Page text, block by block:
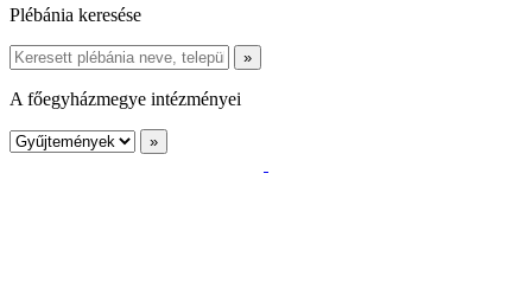
Plébánia keresése
A főegyházmegye intézményei